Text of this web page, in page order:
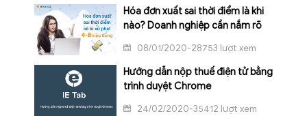
Hóa đơn xuất sai thời điểm là khi
nào? Doanh nghiệp cần nắm rõ
08/01/2020-28753 lượt xem
Hướng dẫn nộp thuế điện tử bằng
trình duyệt Chrome
24/02/2020-35412 lượt xem